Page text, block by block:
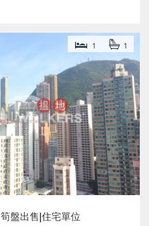
盤出售|住宅單位
1 1